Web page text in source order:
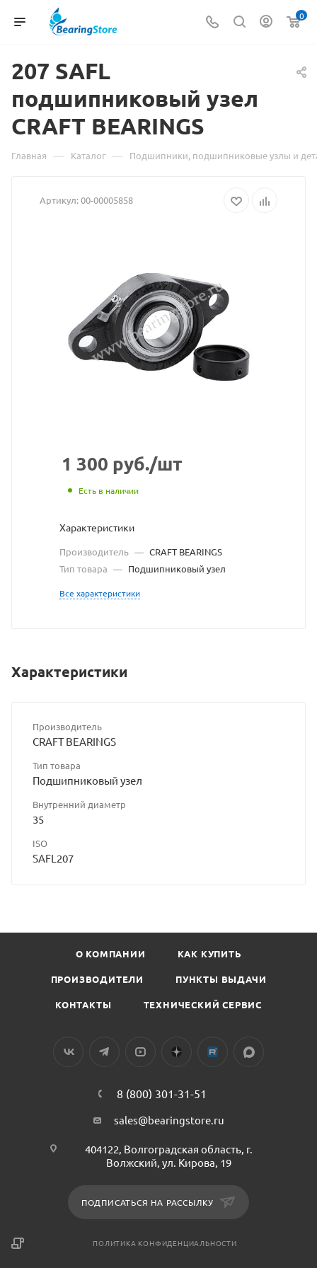
0
207 Материал
о
товаре
207
подшипниковый
BEARINGS
взят
https://
без
разрешения
сайта
SAFL
подшипниковый узел
CRAFT BEARINGS
Главная — Каталог — Подшипники, подшипниковые узлы и
Артикул:00-00005858
1 300 руб./шт
Есть в наличии
Характеристики
Производитель — CRAFT BEARINGS
Тип товара — Подшипниковый узел
Все характеристики
Характеристики
Производитель
CRAFT BEARINGS
Тип товара
Подшипниковый узел
Внутренний диаметр
35
ISO
SAFL207
О КОМПАНИИ КАК КУПИТЬ
ПРОИЗВОДИТЕЛИ ПУНКТЫ ВЫДАЧИ
КОНТАКТЫ ТЕХНИЧЕСКИЙ СЕРВИС
8 (800) 301-31-51
sales@bearingstore.ru
404122, Волгоградская область, г.
Волжский, ул. Кирова, 19
ПОДПИСАТЬСЯ НА РАССЫЛКУ
ПОЛИТИКА КОНФИДЕНЦИАЛЬНОСТИ